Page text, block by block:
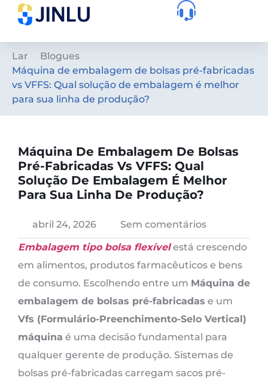
Lar
Blogues
Máquina de embalagem de bolsas pré-fabricadas
vs VFFS: Qual solução de embalagem é melhor
para sua linha de produção?
Máquina De Embalagem De Bolsas
Pré-Fabricadas Vs VFFS: Qual
Solução De Embalagem É Melhor
Para Sua Linha De Produção?
abril 24, 2026
Sem comentários
Embalagem tipo bolsa flexívelestá crescendo
em alimentos, produtos farmacêuticos e bens
de consumo. Escolhendo entre um Máquina de
embalagem de bolsas pré-fabricadas e um
Vfs (Formulário-Preenchimento-Selo Vertical)
máquina é uma decisão fundamental para
qualquer gerente de produção. Sistemas de
bolsas pré-fabricadas carregam sacos pré-